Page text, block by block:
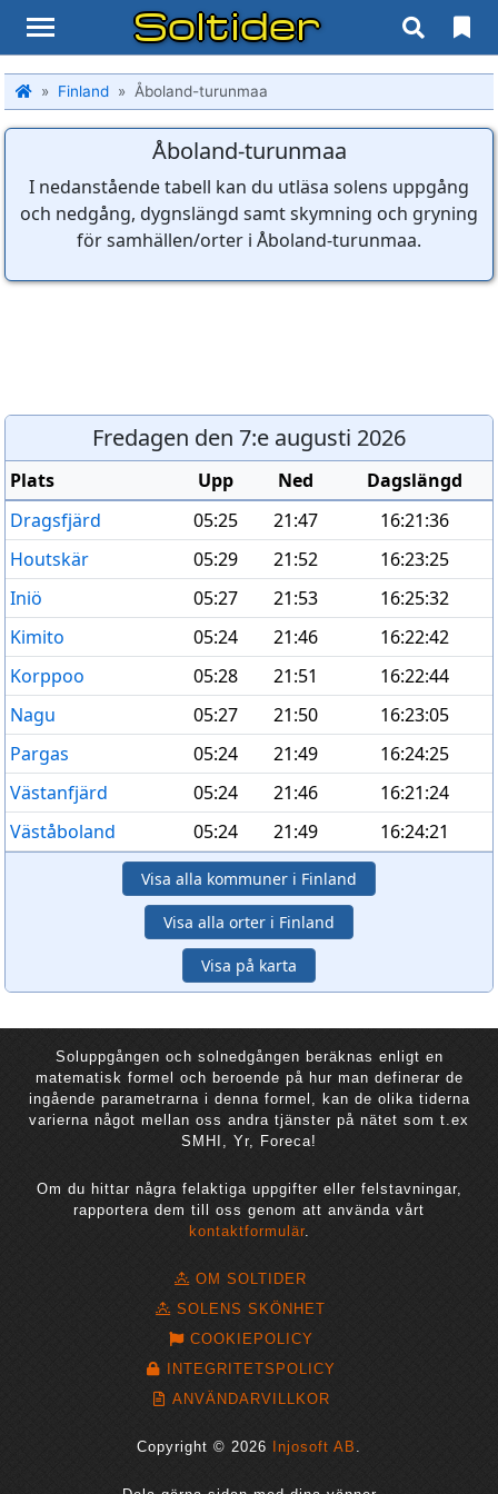
Soltider
Finland Åboland-turunmaa
Åboland-turunmaa
I nedanstående tabell kan du utläsa solens uppgång
och nedgång, dygnslängd samt skymning och gryning
för samhällen/orter i Åboland-turunmaa.
Fredagen den 7:e augusti 2026
Plats Upp Ned
Dagslängd
Dragsfjärd
05:25 21:47
16:21:36
Houtskär
05:29 21:52
16:23:25
Iniö
05:27 21:53
16:25:32
Kimito
05:24 21:46
16:22:42
Korppoo
05:28 21:51
16:22:44
Nagu
05:27 21:50
16:23:05
Pargas
05:24 21:49
16:24:25
Västanfjärd
05:24 21:46
16:21:24
Väståboland
05:24 21:49 16:24:21
Visa alla kommuner i Finland
Visa alla orter i Finland
Visa på karta
Soluppgången och solnedgången beräknas enligt en
matematisk formel och beroende på hur man definerar de
ingående parametrarna i denna formel, kan de olika tiderna
varierna något mellan oss andra tjänster på nätet som t.ex
SMHI, Yr, Foreca!
Om du hittar några felaktiga uppgifter eller felstavningar,
rapportera dem till oss genom att använda vårt
kontaktformulär.
OM SOLTIDER
SOLENS SKÖNHET
COOKIEPOLICY
INTEGRITETSPOLICY
ANVÄNDARVILLKOR
Copyright © 2026 Injosoft AB .